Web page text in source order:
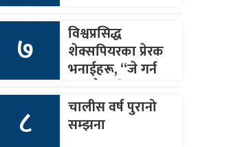
७ विश्वप्रसिद्ध
शेक्सपियरका प्रेरक
भनाईहरू, “जे गर्न
सक्छौ त्यति मात्र
बोल र जे बोल्छौ
त्यही गर ।”
८ चालीस वर्ष पुरानो
सम्झना